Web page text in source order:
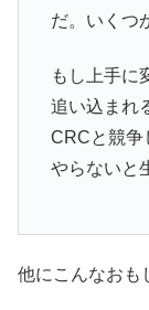
だ。いくつ
もし上手に
追い込まれ
CRCと競争
やらないと
他にこんなおも